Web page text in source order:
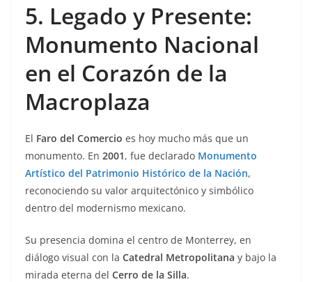
5. Legado y Presente:
Monumento Nacional
en el Corazón de la
Macroplaza
El Faro del Comercio es hoy mucho más que un
monumento. En 2001, fue declarado Monumento
Artístico del Patrimonio Histórico de la Nación,
reconociendo su valor arquitectónico y simbólico
dentro del modernismo mexicano.
Su presencia domina el centro de Monterrey, en
diálogo visual con la Catedral Metropolitana y bajo la
mirada eterna del Cerro de la Silla.